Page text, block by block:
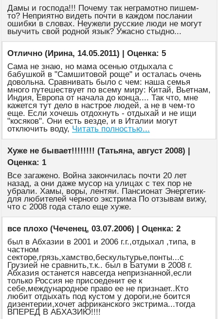
Дамы и господа!!! Почему так неграмотно пишем-
то? Неприятно видеть почти в каждом послании
ошибки в словах. Неужели русские люди не могут
выучить свой родной язык? Ужасно стыдно...
Отлично (Ирина, 14.05.2011) | Оценка: 5
Сама не знаю, но мама осенью отдыхала с
бабушкой в "Самшитовой роще" и осталась очень
довольна. Сравнивать было с чем: наша семья
много путешествует по всему миру: Китай, Вьетнам,
Индия, Европа от начала до конца.... Так что, мне
кажется тут дело в настрое людей, а не в чем-то
еще. Если хочешь отдохнуть - отдыхай и не ищи
"косяков". Они есть везде, и в Италии могут
отключить воду, Читать полностью...
Хуже не бывает!!!!!!!! (Татьяна, август 2008) |
Оценка: 1
Все загажено. Война закончилась почти 20 лет
назад, а они даже мусор на улицах с тех пор не
убрали. Хамы, воры, лентяи. Пансионат Энергетик-
для любителей черного экстрима По отзывам вижу,
что с 2008 года стало еще хуже.
все плохо (Чеченец, 03.07.2006) | Оценка: 2
был в Абхазии в 2001 и 2006 г.г.,отдыхал ,типа, в
частном
секторе,грязь,хамство,бескультурье,понты...с
Грузией не сравнить,т.к.. был в Батуми в 2008 г.
Абхазия останется навсегда непризнанной,если
только Россия не присоеденит ее к
себе,международное право ее не признает..Кто
любит отдыхать под кустом у дороги,не боится
дизентерии,хочет африканского экстрима...тогда
ВПЕРЕД В АБХАЗИЮ!!!!